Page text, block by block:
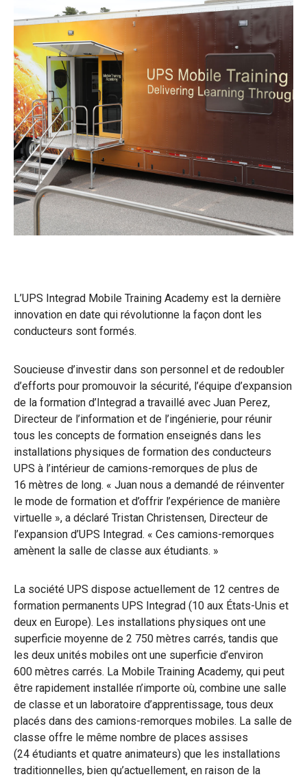
L’UPS Integrad Mobile Training Academy est la dernière
innovation en date qui révolutionne la façon dont les
conducteurs sont formés.
Soucieuse d’investir dans son personnel et de redoubler
d’efforts pour promouvoir la sécurité, l’équipe d’expansion
de la formation d’Integrad a travaillé avec Juan Perez,
Directeur de l’information et de l’ingénierie, pour réunir
tous les concepts de formation enseignés dans les
installations physiques de formation des conducteurs
UPS à l’intérieur de camions-remorques de plus de
16 mètres de long. « Juan nous a demandé de réinventer
le mode de formation et d’offrir l’expérience de manière
virtuelle », a déclaré Tristan Christensen, Directeur de
l’expansion d’UPS Integrad. « Ces camions-remorques
amènent la salle de classe aux étudiants. »
La société UPS dispose actuellement de 12 centres de
formation permanents UPS Integrad (10 aux États-Unis et
deux en Europe). Les installations physiques ont une
superficie moyenne de 2 750 mètres carrés, tandis que
les deux unités mobiles ont une superficie d’environ
600 mètres carrés. La Mobile Training Academy, qui peut
être rapidement installée n’importe où, combine une salle
de classe et un laboratoire d’apprentissage, tous deux
placés dans des camions-remorques mobiles. La salle de
classe offre le même nombre de places assises
(24 étudiants et quatre animateurs) que les installations
traditionnelles, bien qu’actuellement, en raison de la